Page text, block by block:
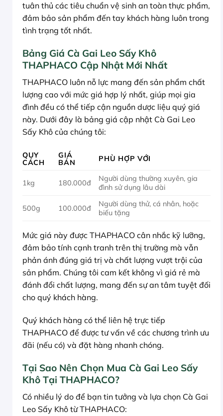
tuân thủ các tiêu chuẩn vệ sinh an toàn thực phẩm,
đảm bảo sản phẩm đến tay khách hàng luôn trong
tình trạng tốt nhất.
Bảng Giá Cà Gai Leo Sấy Khô
THAPHACO Cập Nhật Mới Nhất
THAPHACO luôn nỗ lực mang đến sản phẩm chất
lượng cao với mức giá hợp lý nhất, giúp mọi gia
đình đều có thể tiếp cận nguồn dược liệu quý giá
này. Dưới đây là bảng giá cập nhật Cà Gai Leo
Sấy Khô của chúng tôi:
QUY
CÁCH
GIÁ
BÁN
PHÙ HỢP VỚI
1kg 180.000đ
Người dùng thường xuyên, gia
đình sử dụng lâu dài
500g 100.000đ
Người dùng thử, cá nhân, hoặc
biếu tặng
Mức giá này được THAPHACO cân nhắc kỹ lưỡng,
đảm bảo tính cạnh tranh trên thị trường mà vẫn
phản ánh đúng giá trị và chất lượng vượt trội của
sản phẩm. Chúng tôi cam kết không vì giá rẻ mà
đánh đổi chất lượng, mang đến sự an tâm tuyệt đối
cho quý khách hàng.
Quý khách hàng có thể liên hệ trực tiếp
THAPHACO để được tư vấn về các chương trình ưu
đãi (nếu có) và đặt hàng nhanh chóng.
Tại Sao Nên Chọn Mua Cà Gai Leo Sấy
Khô Tại THAPHACO?
Có nhiều lý do để bạn tin tưởng và lựa chọn Cà Gai
Leo Sấy Khô từ THAPHACO: